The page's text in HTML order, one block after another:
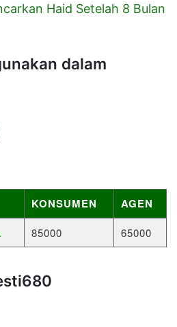
Haid Setelah 8 Bulan
dalam
KONSUMEN AGEN
85000 65000